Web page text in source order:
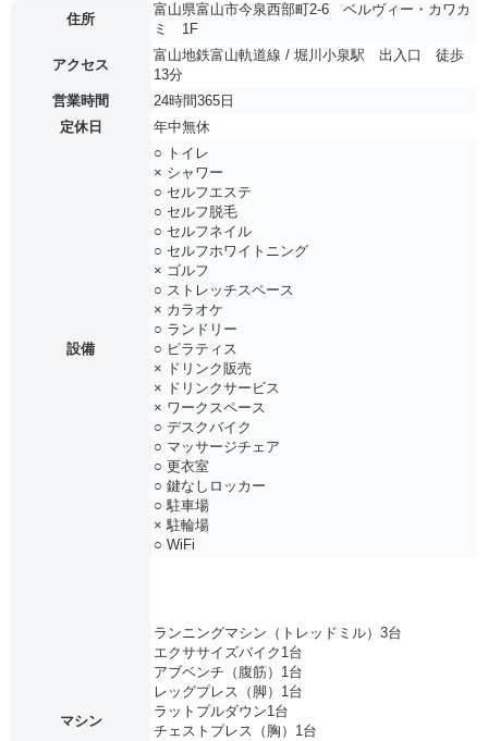
住所
富山県富山市今泉西部町2-6 ベルヴィー・カワカ
ミ 1F
アクセス
富山地鉄富山軌道線 / 堀川小泉駅 出入口 徒歩
13分
営業時間
24時間365日
定休日
年中無休
設備
○ トイレ
× シャワー
○ セルフエステ
○ セルフ脱毛
○ セルフネイル
○ セルフホワイトニング
× ゴルフ
○ ストレッチスペース
× カラオケ
○ ランドリー
○ ピラティス
× ドリンク販売
× ドリンクサービス
× ワークスペース
○ デスクバイク
○ マッサージチェア
○ 更衣室
○ 鍵なしロッカー
○ 駐車場
× 駐輪場
○ WiFi
マシン
ランニングマシン（トレッドミル）3台
エクササイズバイク1台
アブベンチ（腹筋）1台
レッグプレス（脚）1台
ラットプルダウン1台
チェストプレス（胸）1台